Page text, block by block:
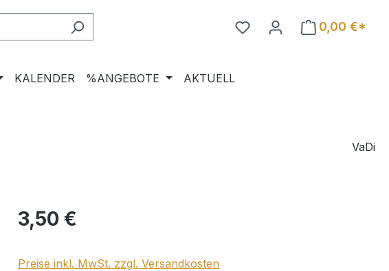
0,00 €*
KALENDER %ANGEBOTE AKTUELL
VaDi
Regulärer Preis:
3,50 €
Preise inkl. MwSt. zzgl. Versandkosten